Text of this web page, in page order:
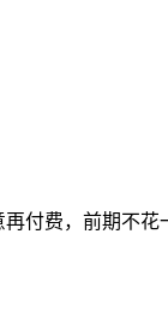
付费，前期不